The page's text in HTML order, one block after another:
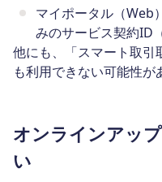
マイポータル（Web
みのサービス契約ID
他にも、「スマート取引
も利用できない可能性が
オンラインアッ
い